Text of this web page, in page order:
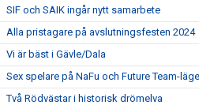
SIF och SAIK ingår nytt samarbete
Alla pristagare på avslutningsfesten 2024
Vi är bäst i Gävle/Dala
Sex spelare på NaFu och Future Team-
Två Rödvästar i historisk drömelva